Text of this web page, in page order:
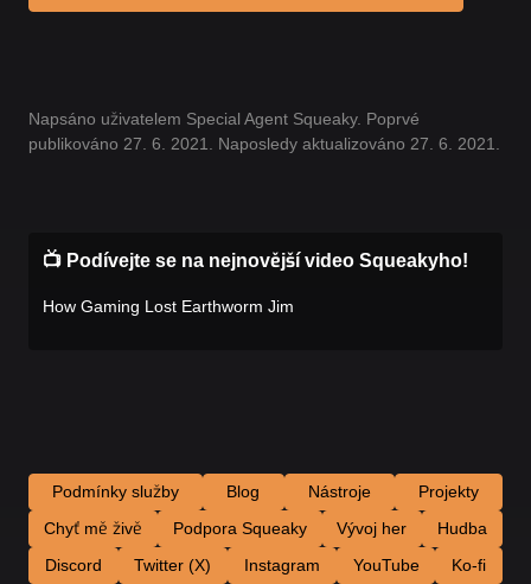
Napsáno uživatelem Special Agent Squeaky. Poprvé
publikováno 27. 6. 2021. Naposledy aktualizováno 27. 6. 2021.
📺 Podívejte se na nejnovější video Squeakyho!
How Gaming Lost Earthworm Jim
Podmínky služby Blog Nástroje
Projekty
Chyť mě živě
Podpora Squeaky Vývoj her
Hudba
Discord
Twitter (X) Instagram YouTube Ko-fi